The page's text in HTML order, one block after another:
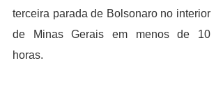
terceira parada de Bolsonaro no interior
de Minas Gerais em menos de 10
horas.